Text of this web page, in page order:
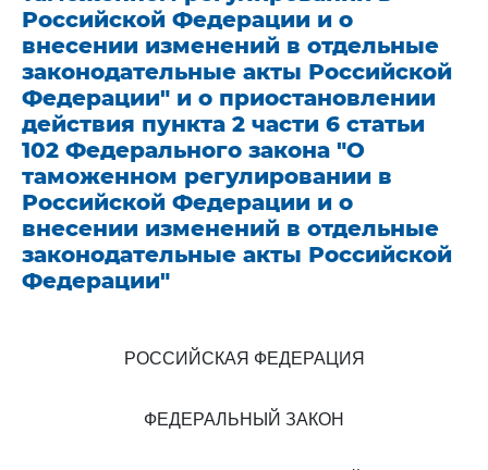
Российской Федерации и о
внесении изменений в отдельные
законодательные акты Российской
Федерации" и о приостановлении
действия пункта 2 части 6 статьи
102 Федерального закона "О
таможенном регулировании в
Российской Федерации и о
внесении изменений в отдельные
законодательные акты Российской
Федерации"
РОССИЙСКАЯ ФЕДЕРАЦИЯ
ФЕДЕРАЛЬНЫЙ ЗАКОН